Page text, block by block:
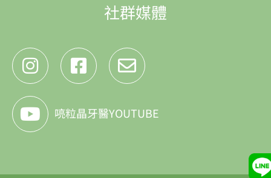
社群媒體
喨粒晶牙醫YOUTUBE